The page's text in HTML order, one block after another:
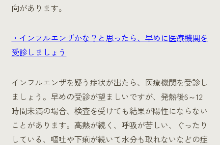
向があります。
・インフルエンザかな？と思ったら、早めに医療機関を
受診しましょう
インフルエンザを疑う症状が出たら、医療機関を受診し
ましょう。早めの受診が望ましいですが、発熱後6～12
時間未満の場合、検査を受けても結果が陽性にならない
ことがあります。高熱が続く、呼吸が苦しい、ぐったり
している、嘔吐や下痢が続いて水分も取れないなどの症